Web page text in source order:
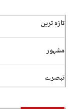
تازہ ترین
مشہور
تبصرے